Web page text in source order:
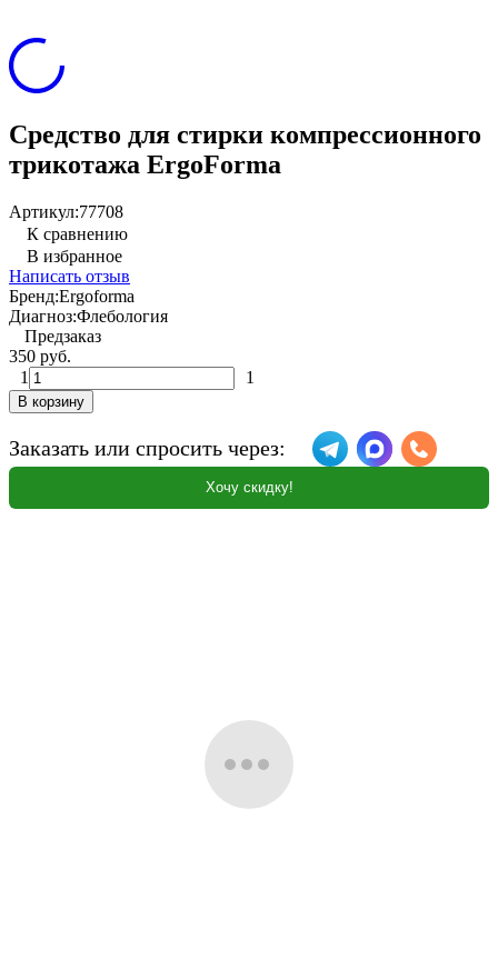
Средство для стирки компрессионного
трикотажа ErgoForma
Артикул:77708
К сравнению
В избранное
Написать отзыв
Бренд:Ergoforma
Диагноз:Флебология
Предзаказ
350 руб.
1
1
В корзину
Заказать или спросить через:
Хочу скидку!